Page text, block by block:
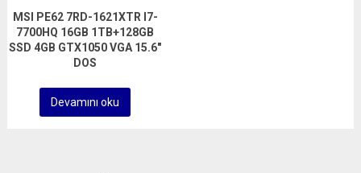
MSI PE62 7RD-1621XTR I7-
7700HQ 16GB 1TB+128GB
SSD 4GB GTX1050 VGA 15.6″
DOS
Devamını oku